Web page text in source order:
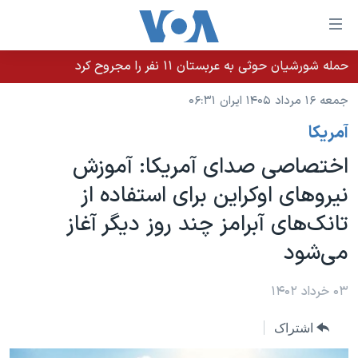
لینکهای
قابل
دسترسی
جهش
محتوای
اصلی
جهش
به
صفحه
اصلی
جهش
به
خانه
نسخه سبک وب‌سایت
موضوع ها
ایران
آمریکا
جهان
ورزشی
گزیده‌ها
برنامه های تلویزیونی
جدول برنامه ها
صفحه‌های ویژه
جام جهانی ۲۰۲۶
عملیات خشم حماسی
فرکانس‌های صدای آمریکا
پخش رادیویی
یادگیری زبان انگلیسی
حمله شورشیان حوثی به عربستان ۱۱ نفر را مجروح کرد
جمعه ۱۶ مرداد ۱۴۰۵ ایران ۰۶:۳۱
آمريکا
اختصاصی صدای آمریکا: آموزش
نیروهای اوکراین برای استفاده از
تانک‌های آبرامز چند روز دیگر آغاز
می‌شود
۰۳ خرداد ۱۴۰۲
اشتراک